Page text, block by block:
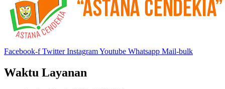
Facebook-f Twitter InstagramYoutube Whatsapp Mail-bulk
Waktu Layanan